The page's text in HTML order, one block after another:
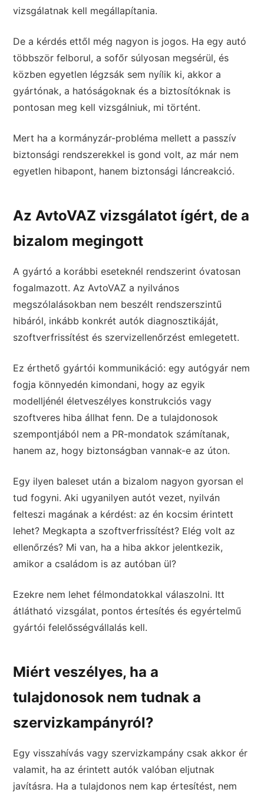
vizsgálatnak kell megállapítania.
De a kérdés ettől még nagyon is jogos. Ha egy autó
többször felborul, a sofőr súlyosan megsérül, és
közben egyetlen légzsák sem nyílik ki, akkor a
gyártónak, a hatóságoknak és a biztosítóknak is
pontosan meg kell vizsgálniuk, mi történt.
Mert ha a kormányzár-probléma mellett a passzív
biztonsági rendszerekkel is gond volt, az már nem
egyetlen hibapont, hanem biztonsági láncreakció.
Az AvtoVAZ vizsgálatot ígért, de a
bizalom megingott
A gyártó a korábbi eseteknél rendszerint óvatosan
fogalmazott. Az AvtoVAZ a nyilvános
megszólalásokban nem beszélt rendszerszintű
hibáról, inkább konkrét autók diagnosztikáját,
szoftverfrissítést és szervizellenőrzést emlegetett.
Ez érthető gyártói kommunikáció: egy autógyár nem
fogja könnyedén kimondani, hogy az egyik
modelljénél életveszélyes konstrukciós vagy
szoftveres hiba állhat fenn. De a tulajdonosok
szempontjából nem a PR-mondatok számítanak,
hanem az, hogy biztonságban vannak-e az úton.
Egy ilyen baleset után a bizalom nagyon gyorsan el
tud fogyni. Aki ugyanilyen autót vezet, nyilván
felteszi magának a kérdést: az én kocsim érintett
lehet? Megkapta a szoftverfrissítést? Elég volt az
ellenőrzés? Mi van, ha a hiba akkor jelentkezik,
amikor a családom is az autóban ül?
Ezekre nem lehet félmondatokkal válaszolni. Itt
átlátható vizsgálat, pontos értesítés és egyértelmű
gyártói felelősségvállalás kell.
Miért veszélyes, ha a
tulajdonosok nem tudnak a
szervizkampányról?
Egy visszahívás vagy szervizkampány csak akkor ér
valamit, ha az érintett autók valóban eljutnak
javításra. Ha a tulajdonos nem kap értesítést, nem